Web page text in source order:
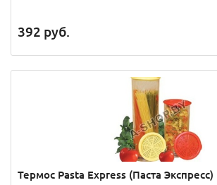
392 руб.
Термос Pasta Express (Паста Экспресс)